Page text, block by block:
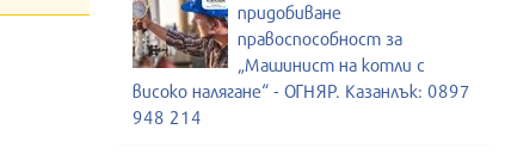
придобиване
правоспособност за
„Машинист на котли с
високо налягане“ - ОГНЯР. Казанлък: 0897
948 214